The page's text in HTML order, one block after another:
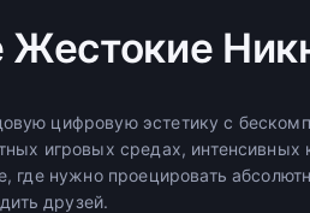
Жестокие
цифровую эстетику с
игровых средах, интенсивных
где нужно проецировать
друзей.